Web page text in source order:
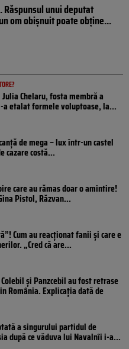
Răspunsul unui deputat
om obișnuit poate obține...
Chelaru, fosta membră a
a etalat formele voluptoase, la...
de mega – lux într-un castel
cazare costă...
care au rămas doar o amintire!
Pistol, Răzvan...
Cum au reacționat fanii și care e
„Cred că are...
și Panzcebil au fost retrase
România. Explicația dată de
a singurului partidul de
după ce văduva lui Navalnîi i-a...